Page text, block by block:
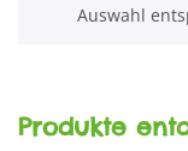
Auswahl
Produkte